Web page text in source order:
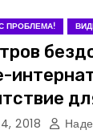
ПРОБЛЕМА!
2018